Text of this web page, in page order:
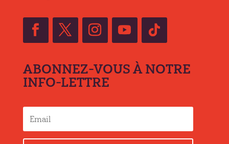
ABONNEZ-VOUS À NOTRE
INFO-LETTRE